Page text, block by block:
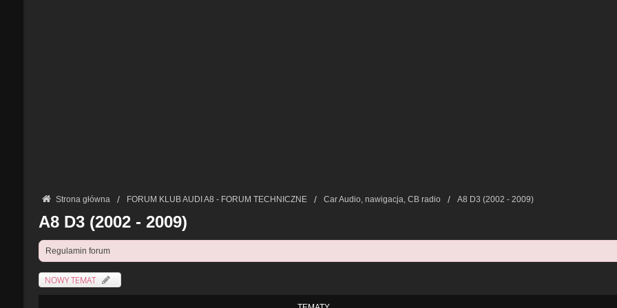
Strona główna FORUM KLUB AUDI A8 - FORUM TECHNICZNE Car Audio, nawigacja, CB radio A8 D3 (2002 - 2009)
A8 D3 (2002 - 2009)
Regulamin forum
NOWY TEMAT